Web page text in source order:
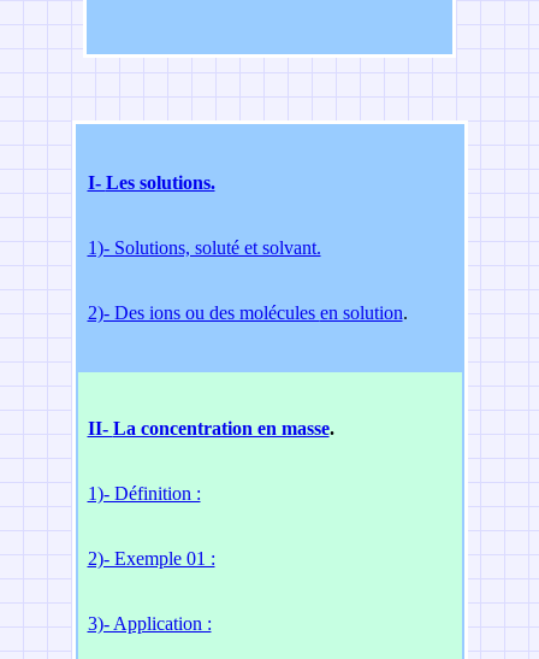
I- Les solutions.
1)- Solutions, soluté et solvant.
2)- Des ions ou des molécules en solution.
II- La concentration en masse.
1)- Définition :
2)- Exemple 01 :
3)- Application :